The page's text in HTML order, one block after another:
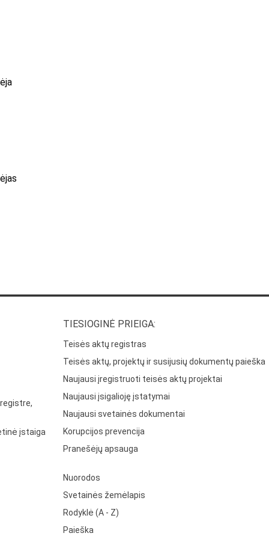
įstaiga
TIESIOGINĖ PRIEIGA:
Teisės aktų registras
Teisės aktų, projektų ir susijusių dokumentų paieška
Naujausi įregistruoti teisės aktų projektai
Naujausi įsigalioję įstatymai
Naujausi svetainės dokumentai
Korupcijos prevencija
Pranešėjų apsauga
Nuorodos
Svetainės žemėlapis
Rodyklė (A - Z)
Paieška